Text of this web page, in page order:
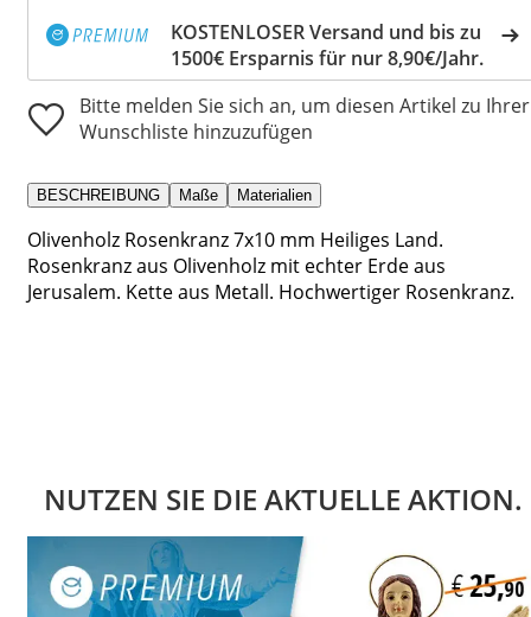
KOSTENLOSER Versand und bis zu
1500€ Ersparnis für nur 8,90€/Jahr.
Bitte melden Sie sich an, um diesen Artikel zu Ihrer
Wunschliste hinzuzufügen
BESCHREIBUNG Maße Materialien
Olivenholz Rosenkranz 7x10 mm Heiliges Land.
Rosenkranz aus Olivenholz mit echter Erde aus
Jerusalem. Kette aus Metall. Hochwertiger Rosenkranz.
NUTZEN SIE DIE AKTUELLE AKTION.